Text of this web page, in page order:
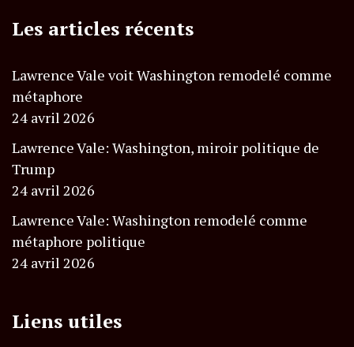
Les articles récents
Lawrence Vale voit Washington remodelé comme
métaphore
24 avril 2026
Lawrence Vale: Washington, miroir politique de
Trump
24 avril 2026
Lawrence Vale: Washington remodelé comme
métaphore politique
24 avril 2026
Liens utiles